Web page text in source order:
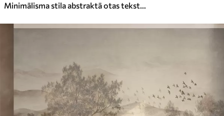
Minimālisma stila abstraktā otas tekstūra smilškrāsas toņos